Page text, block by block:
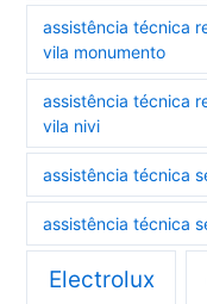
assistência técnica
vila monumento
assistência técnica
vila nivi
assistência técnica
assistência técnica
Electrolux